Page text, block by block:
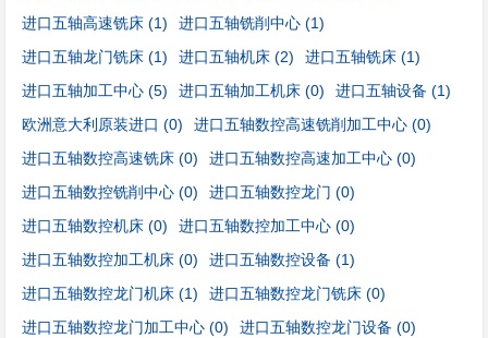
进口五轴高速铣床 (1) 进口五轴铣削中心 (1)
进口五轴龙门铣床 (1) 进口五轴机床 (2) 进口五轴铣床 (1)
进口五轴加工中心 (5) 进口五轴加工机床 (0) 进口五轴设备 (1)
欧洲意大利原装进口 (0) 进口五轴数控高速铣削加工中心 (0)
进口五轴数控高速铣床 (0) 进口五轴数控高速加工中心 (0)
进口五轴数控铣削中心 (0) 进口五轴数控龙门 (0)
进口五轴数控机床 (0) 进口五轴数控加工中心 (0)
进口五轴数控加工机床 (0) 进口五轴数控设备 (1)
进口五轴数控龙门机床 (1) 进口五轴数控龙门铣床 (0)
进口五轴数控龙门加工中心 (0) 进口五轴数控龙门设备 (0)